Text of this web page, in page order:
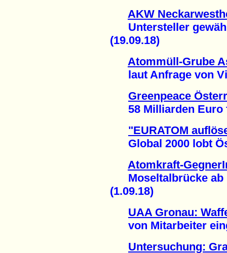
AKW
Untersteller
(19.09.18)
Atommüll-Grube
laut Anfrage von
Greenpeace
58 Milliarden Euro
"EURATOM
Global 2000 lobt
Atomkraft-
Moseltalbrücke ab
(1.09.18)
UAA Gronau:
von Mitarbeiter
Untersuchung: